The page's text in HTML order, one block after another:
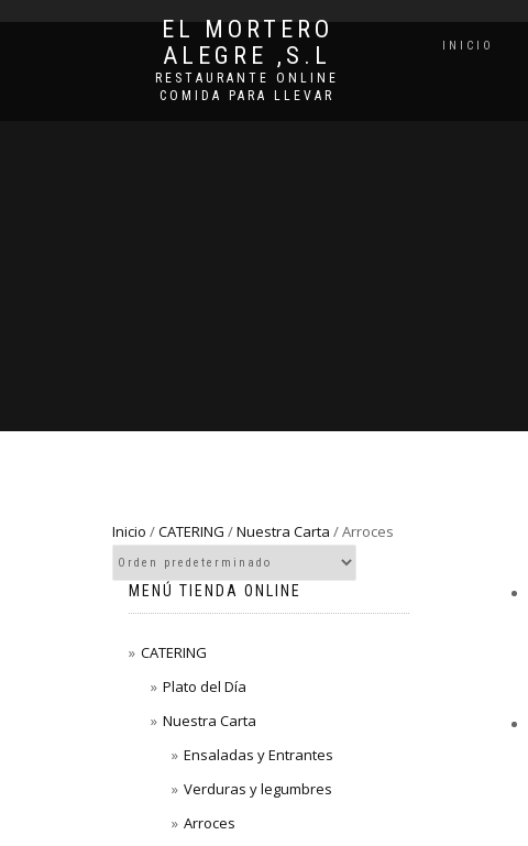
EL MORTERO
ALEGRE ,S.L
RESTAURANTE ONLINE
COMIDA PARA LLEVAR
INICIO
Inicio /CATERING /Nuestra Carta / Arroces
MENÚ TIENDA ONLINE
CATERING
Plato del Día
Nuestra Carta
Ensaladas y Entrantes
Verduras y legumbres
Arroces